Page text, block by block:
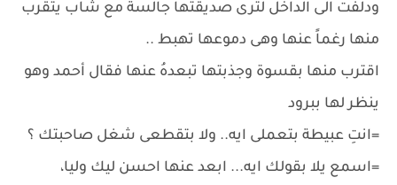
ودلفت الى الداخل لترى صديقتها جالسة مع شاب يتقرب
منها رغماً عنها وهى دموعها تهبط ..
اقترب منها بقسوة وجذبتها تبعدهُ عنها فقال أحمد وهو
ينظر لها ببرود
=انتِ عبيطة بتعملى ايه.. ولا بتقطعى شغل صاحبتك ؟
=اسمع يلا بقولك ايه... ابعد عنها احسن ليك وليا،